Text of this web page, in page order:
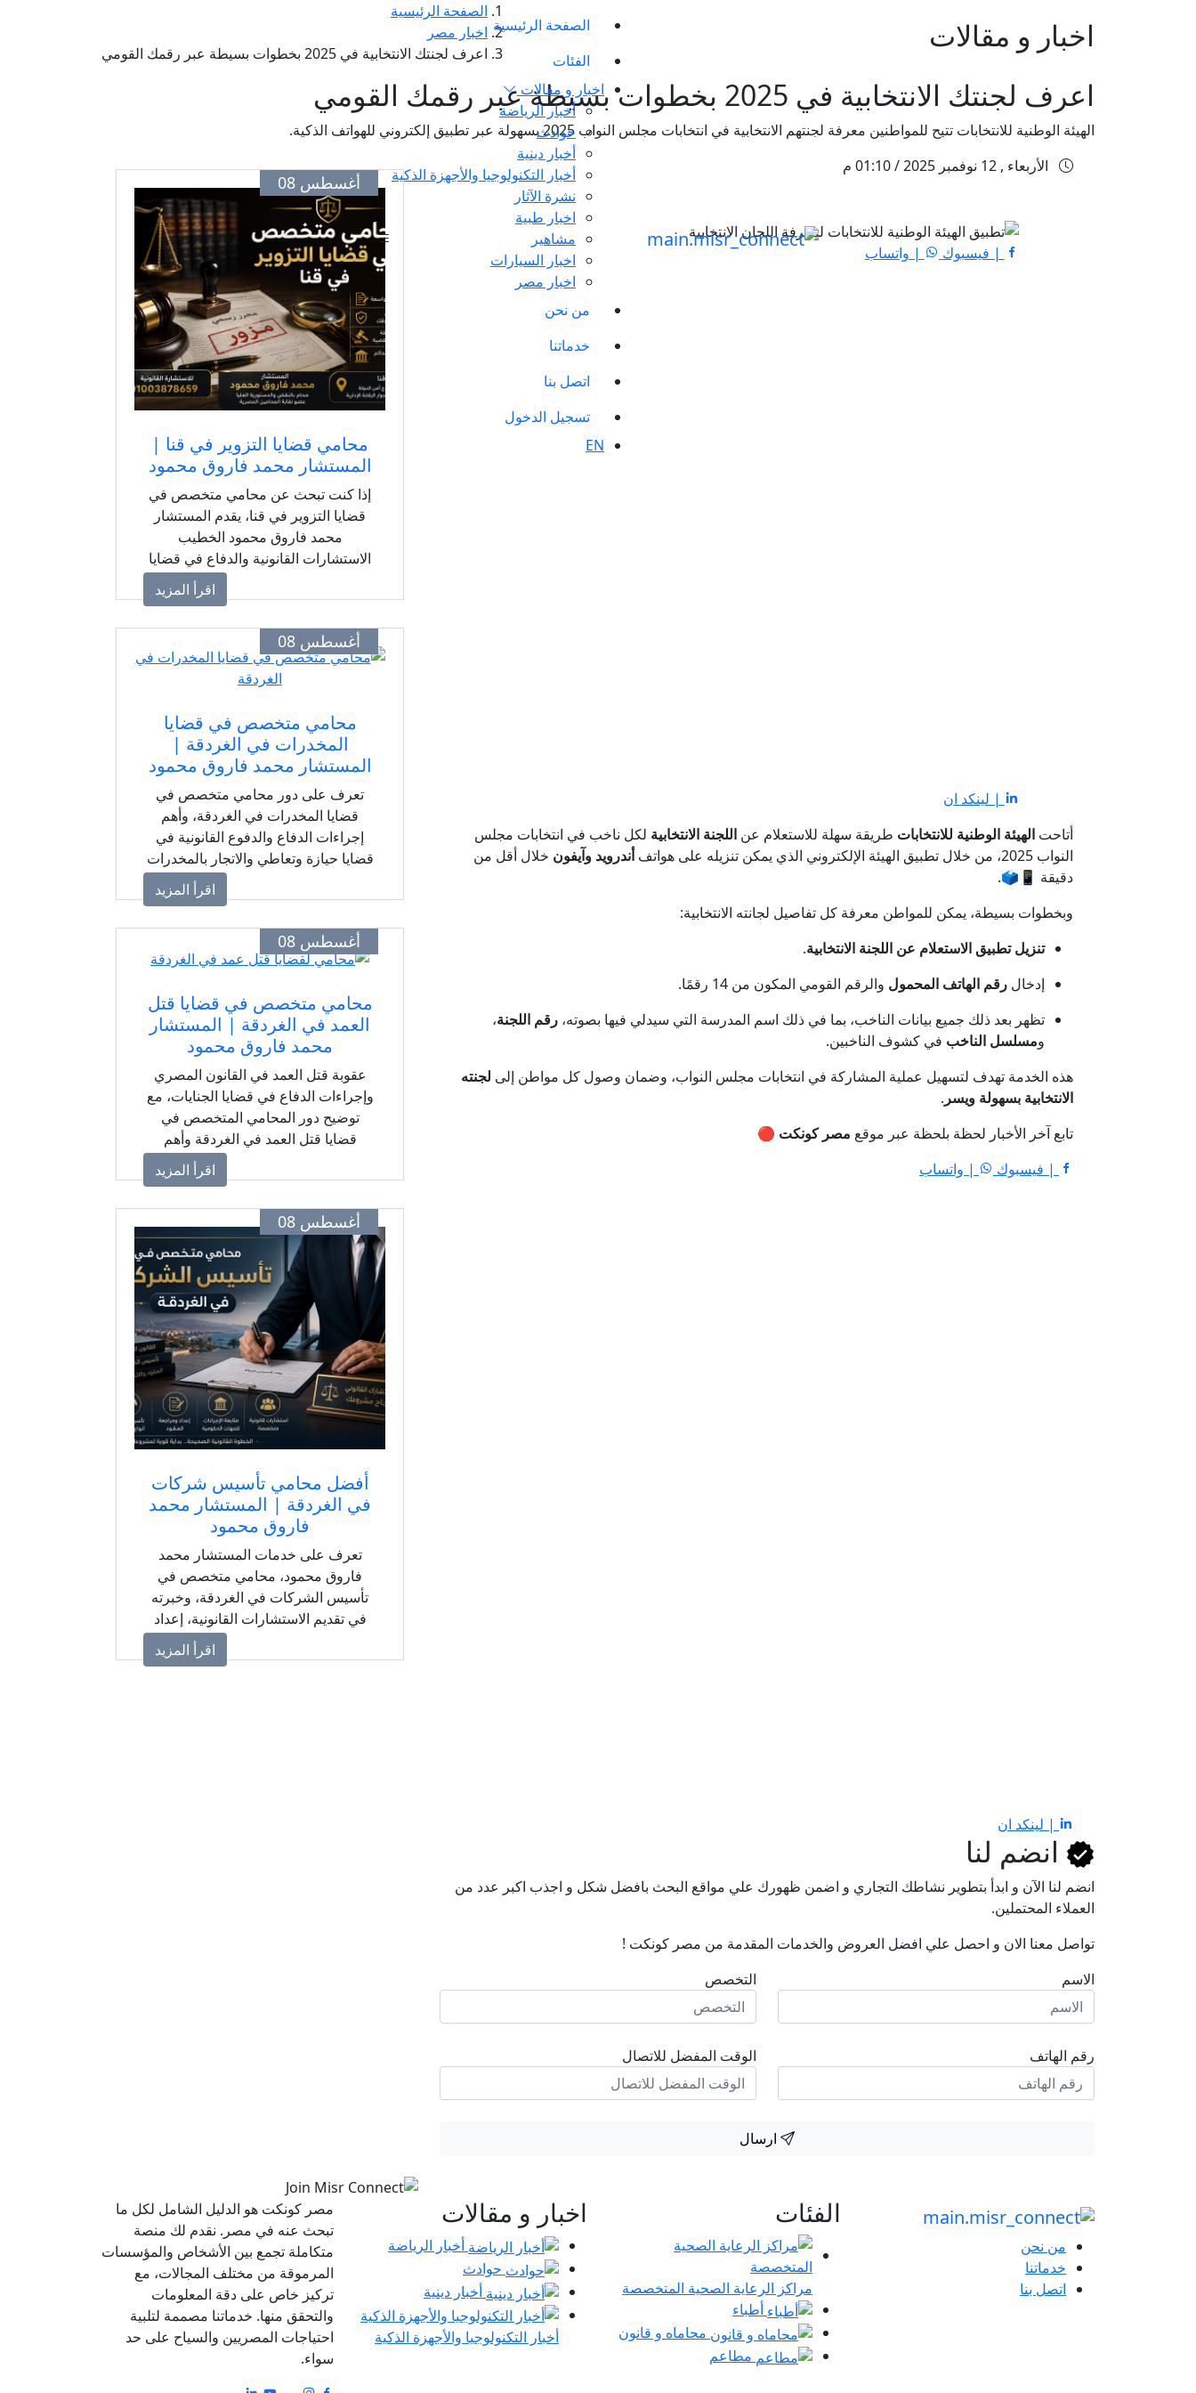
الصفحة الرئيسية
الفئات
اخبار و مقالات
أخبار الرياضة
حوادث
أخبار دينية
أخبار التكنولوجيا والأجهزة الذكية
نشرة الآثار
اخبار طبية
مشاهير
اخبار السيارات
اخبار مصر
من نحن
خدماتنا
اتصل بنا
تسجيل الدخول
EN
اخبار و مقالات
الصفحة الرئيسية
اخبار مصر
اعرف لجنتك الانتخابية في 2025 بخطوات بسيطة عبر رقمك القومي
اعرف لجنتك الانتخابية في 2025 بخطوات بسيطة عبر رقمك القومي
الهيئة الوطنية للانتخابات تتيح للمواطنين معرفة لجنتهم الانتخابية في انتخابات مجلس النواب 2025 بسهولة عبر تطبيق إلكتروني للهواتف الذكية.
الأربعاء , 12 نوفمبر 2025 / 01:10 م
| فيسبوك | واتساب
| لينكد ان
أتاحت الهيئة الوطنية للانتخابات طريقة سهلة للاستعلام عن اللجنة الانتخابية لكل ناخب في انتخابات مجلس
النواب 2025، من خلال تطبيق الهيئة الإلكتروني الذي يمكن تنزيله على هواتف
أندرويد وآيفون خلال أقل من
دقيقة 📱🗳️.
وبخطوات بسيطة، يمكن للمواطن معرفة كل تفاصيل لجانته الانتخابية:
تنزيل تطبيق الاستعلام عن اللجنة الانتخابية.
إدخال رقم الهاتف المحمول والرقم القومي المكون من 14 رقمًا.
تظهر بعد ذلك جميع بيانات الناخب، بما في ذلك اسم المدرسة التي سيدلي فيها بصوته، رقم اللجنة،
ومسلسل الناخب في كشوف الناخبين.
هذه الخدمة تهدف لتسهيل عملية المشاركة في انتخابات مجلس النواب، وضمان وصول كل مواطن إلى لجنته
الانتخابية بسهولة ويسر .
تابع آخر الأخبار لحظة بلحظة عبر موقع مصر كونكت 🔴
| فيسبوك
| واتساب
| لينكد ان
أغسطس 08
محامي قضايا التزوير في قنا |
المستشار محمد فاروق محمود
إذا كنت تبحث عن محامي متخصص في
قضايا التزوير في قنا، يقدم المستشار
محمد فاروق محمود الخطيب
الاستشارات القانونية والدفاع في قضايا
تزوير المحررات الرسمية والعرفية
والتوقيعات والمستندات، مع دراسة
اقرأ المزيد
أغسطس 08
محامي متخصص في قضايا
المخدرات في الغردقة |
المستشار محمد فاروق محمود
تعرف على دور محامي متخصص في
قضايا المخدرات في الغردقة، وأهم
إجراءات الدفاع والدفوع القانونية في
قضايا حيازة وتعاطي والاتجار بالمخدرات
وفقًا للقانون المصري، مع المستشار
محمد فاروق محمود الخطيب.
اقرأ المزيد
أغسطس 08
محامي متخصص في قضايا قتل
العمد في الغردقة | المستشار
محمد فاروق محمود
عقوبة قتل العمد في القانون المصري
وإجراءات الدفاع في قضايا الجنايات، مع
توضيح دور المحامي المتخصص في
قضايا قتل العمد في الغردقة وأهم
الدفوع القانونية التي يمكن بحثها وفقًا
لظروف كل قضية.
اقرأ المزيد
أغسطس 08
أفضل محامي تأسيس شركات
في الغردقة | المستشار محمد
فاروق محمود
تعرف على خدمات المستشار محمد
فاروق محمود، محامي متخصص في
تأسيس الشركات في الغردقة، وخبرته
في تقديم الاستشارات القانونية، إعداد
ومراجعة عقود الشركات، ومتابعة
إجراءات التأسيس وفقًا لطبيعة النشاط
اقرأ المزيد
انضم لنا
انضم لنا اﻵن و ابدأ بتطوير نشاطك التجاري و اضمن ظهورك علي مواقع البحث بافضل شكل و اجذب اكبر عدد من
العملاء المحتملين.
تواصل معنا الان و احصل علي افضل العروض والخدمات المقدمة من مصر كونكت !
الاسم
رقم الهاتف
التخصص
الوقت المفضل للاتصال
ارسال
من نحن
خدماتنا
اتصل بنا
الفئات
مراكز الرعاية الصحية المتخصصة
أطباء
محاماه و قانون
مطاعم
اخبار و مقالات
أخبار الرياضة
حوادث
أخبار دينية
أخبار التكنولوجيا والأجهزة الذكية
مصر كونكت هو الدليل الشامل لكل ما
تبحث عنه في مصر. نقدم لك منصة
متكاملة تجمع بين الأشخاص والمؤسسات
المرموقة من مختلف المجالات، مع
تركيز خاص على دقة المعلومات
والتحقق منها. خدماتنا مصممة لتلبية
احتياجات المصريين والسياح على حد
سواء.